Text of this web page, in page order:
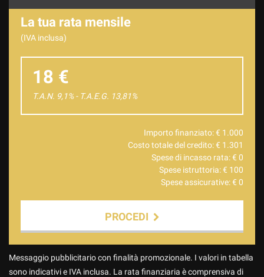
La tua rata mensile
(IVA inclusa)
18 €
T.A.N. 9,1% - T.A.E.G. 13,81%
Importo finanziato: € 1.000
Costo totale del credito: € 1.301
Spese di incasso rata: € 0
Spese istruttoria: € 100
Spese assicurative: € 0
PROCEDI
Contattaci
Messaggio pubblicitario con finalità promozionale. I valori in tabella
sono indicativi e IVA inclusa. La rata finanziaria è comprensiva di